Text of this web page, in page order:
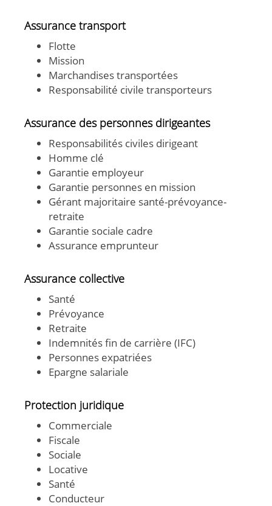
Assurance transport
Flotte
Mission
Marchandises transportées
Responsabilité civile transporteurs
Assurance des personnes dirigeantes
Responsabilités civiles dirigeant
Homme clé
Garantie employeur
Garantie personnes en mission
Gérant majoritaire santé-prévoyance-
retraite
Garantie sociale cadre
Assurance emprunteur
Assurance collective
Santé
Prévoyance
Retraite
Indemnités fin de carrière (IFC)
Personnes expatriées
Epargne salariale
Protection juridique
Commerciale
Fiscale
Sociale
Locative
Santé
Conducteur